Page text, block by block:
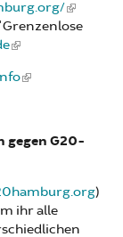
gegen G20-
)
ihr alle